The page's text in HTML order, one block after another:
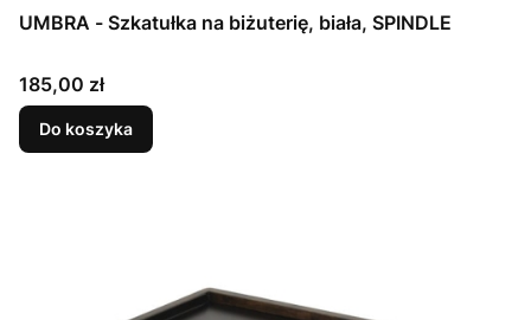
UMBRA - Szkatułka na biżuterię, biała, SPINDLE
Cena
185,00 zł
Do koszyka